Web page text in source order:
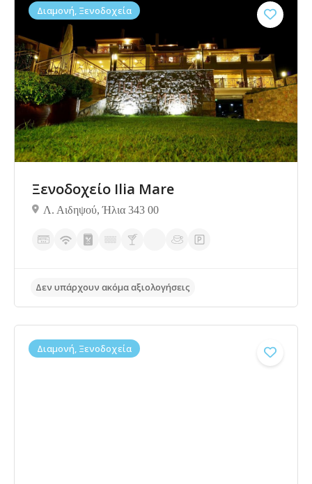
Δεν υπάρχουν ακόμα αξιολογήσεις
Διαμονή, Ξενοδοχεία
Ξενοδοχείο Ilia Mare
Λ. Αιδηψού, Ήλια 343 00
Διαμονή, Ξενοδοχεία